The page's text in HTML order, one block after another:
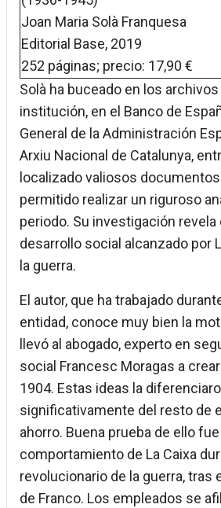
Joan Maria Solà Franquesa
Editorial Base, 2019
252 páginas; precio: 17,90 €
Solà ha buceado en los
institución, en el Banco de
General de la Administración
Arxiu Nacional de Catalunya,
localizado valiosos
permitido realizar un riguroso
periodo. Su investigación
desarrollo social alcanzado por
la guerra.
El autor, que ha trabajado
entidad, conoce muy bien la
llevó al abogado, experto en
social Francesc Moragas a
1904. Estas ideas la
significativamente del resto de
ahorro. Buena prueba de ello fue
comportamiento de La Caixa
revolucionario de la guerra, tras
de Franco. Los empleados se